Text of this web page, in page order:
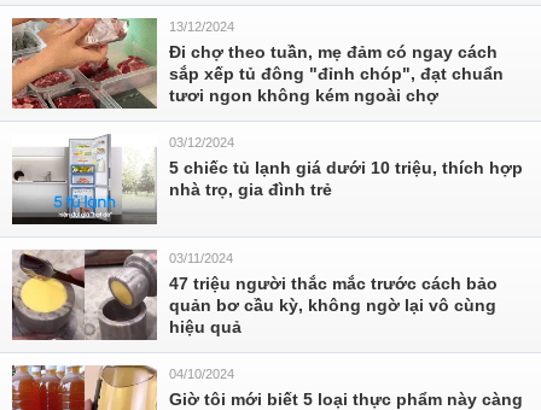
13/12/2024
Đi chợ theo tuần, mẹ đảm có ngay cách
sắp xếp tủ đông "đỉnh chóp", đạt chuẩn
tươi ngon không kém ngoài chợ
03/12/2024
5 chiếc tủ lạnh giá dưới 10 triệu, thích hợp
nhà trọ, gia đình trẻ
03/11/2024
47 triệu người thắc mắc trước cách bảo
quản bơ cầu kỳ, không ngờ lại vô cùng
hiệu quả
04/10/2024
Giờ tôi mới biết 5 loại thực phẩm này càng